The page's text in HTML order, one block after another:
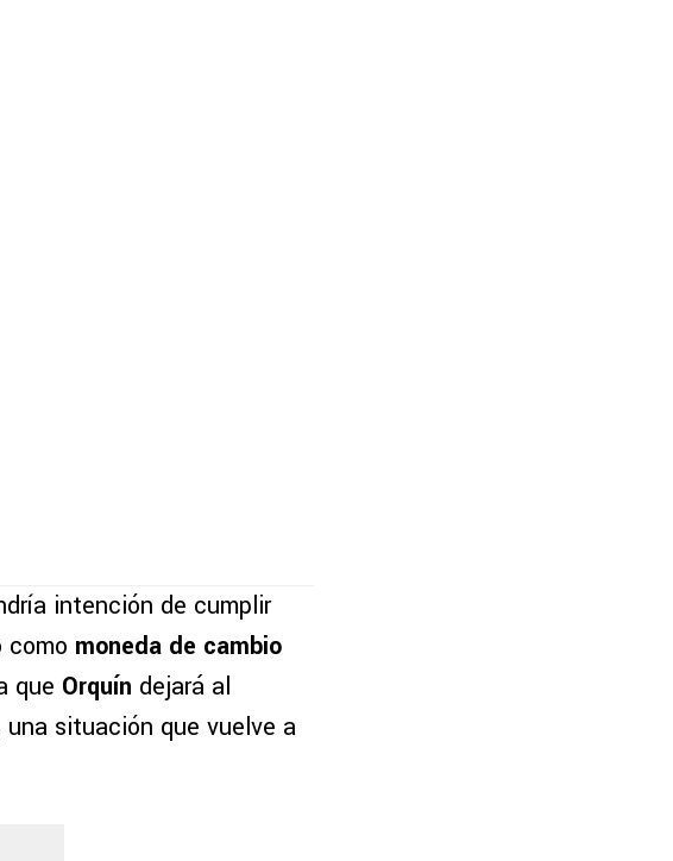
intención de cumplir
como moneda de cambio
que Orquín dejará al
situación que vuelve a